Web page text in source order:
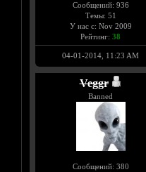
Сообщений: 936
Темы: 51
У нас с: Nov 2009
Рейтинг: 38
04-01-2014, 11:23 AM
Veggr
Banned
Сообщений: 380